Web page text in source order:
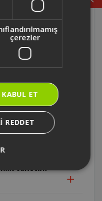
Tipi Split
Klima'nın ısıtma enerjisi hangi sınıftır?
Tipi Split
Tipi Split
tüketim
çerezler
KABUL ET
REDDET